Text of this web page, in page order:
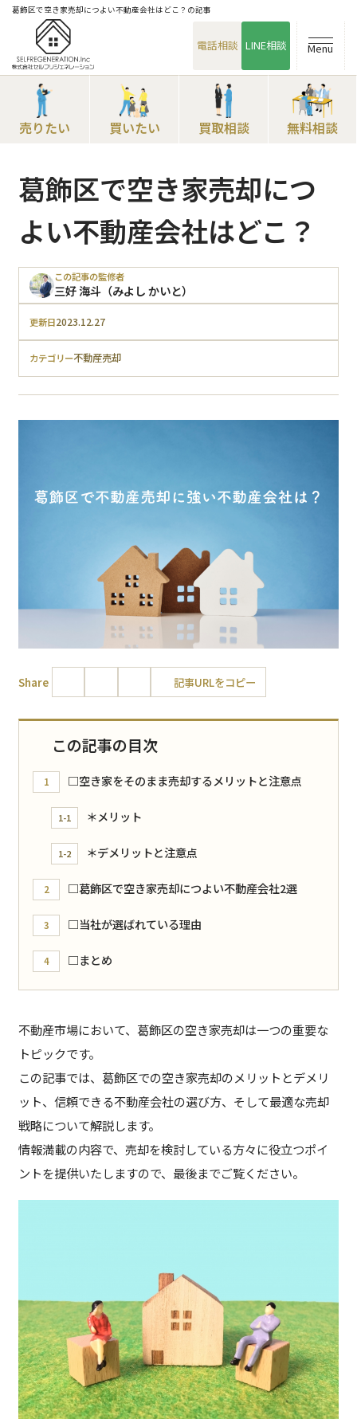
葛飾区で空き家売却につよい不動産会社はどこ？の記事
電話相談 LINE相談 Menu
売りたい 買いたい 買取相談 無料相談
葛飾区で空き家売却につ
よい不動産会社はどこ？
この記事の監修者
三好 海斗（みよし かいと）
更新日2023.12.27
カテゴリー不動産売却
Share 記事URLをコピー
この記事の目次
1 □空き家をそのまま売却するメリットと注意点
1-1 ＊メリット
1-2 ＊デメリットと注意点
2 □葛飾区で空き家売却につよい不動産会社2選
3 □当社が選ばれている理由
4 □まとめ
不動産市場において、葛飾区の空き家売却は一つの重要な
トピックです。
この記事では、葛飾区での空き家売却のメリットとデメリ
ット、信頼できる不動産会社の選び方、そして最適な売却
戦略について解説します。
情報満載の内容で、売却を検討している方々に役立つポイ
ントを提供いたしますので、最後までご覧ください。